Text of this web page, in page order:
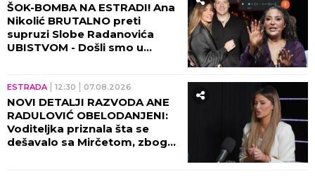
ŠOK-BOMBA NA ESTRADI! Ana
Nikolić BRUTALNO preti
supruzi Slobe Radanovića
UBISTVOM - Došli smo u
ESTRADA 12:30 07.08.2026
NOVI DETALJI RAZVODA ANE
RADULOVIĆ OBELODANJENI:
Voditeljka priznala šta se
dešavalo sa Mirčetom, zbog